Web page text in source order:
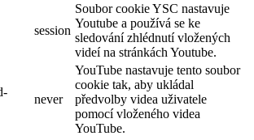
session
Soubor cookie YSC nastavuje
Youtube a používá se ke
sledování zhlédnutí vložených
videí na stránkách Youtube.
never
YouTube nastavuje tento soubor
cookie tak, aby ukládal
předvolby videa uživatele
pomocí vloženého videa
YouTube.